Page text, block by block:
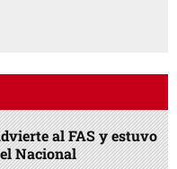
al FAS y estuvo
Nacional